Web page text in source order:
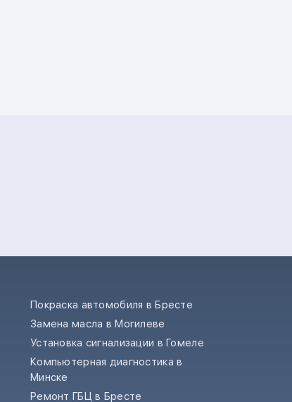
Покраска автомобиля в Бресте
Замена масла в Могилеве
Установка сигнализации в Гомеле
Компьютерная диагностика в
Минске
Ремонт ГБЦ в Бресте